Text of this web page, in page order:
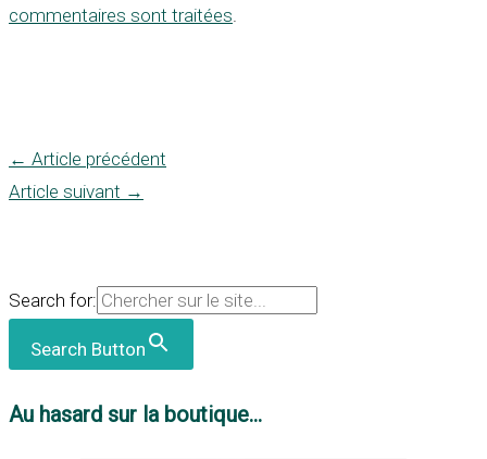
commentaires sont traitées
← Article précédent
Article suivant →
Search for:
Search Button
Au hasard sur la boutique...